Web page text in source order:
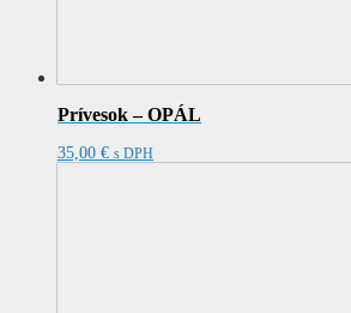
Prívesok – OPÁL
35,00 € s DPH